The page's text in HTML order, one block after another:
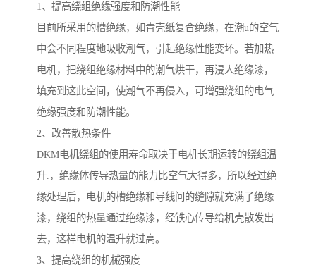
1、提高绕组绝缘强度和防潮性能
目前所采用的槽绝缘，如青壳纸复合绝缘，在潮u的空气
中会不同程度地吸收潮气，引起绝缘性能变坏。若加热
电机，把绕组绝缘材料中的潮气烘干，再浸人绝缘漆，
填充到这此空间，使潮气不再侵入，可增强绕组的电气
绝缘强度和防潮性能。
2、改善散热条件
DKM电机绕组的使用寿命取决于电机长期运转的绕组温
升.，绝缘体传导热量的能力比空气大得多，所以经过绝
缘处理后，电机的槽绝缘和导线问的缝隙就充满了绝缘
漆，绕组的热量通过绝缘漆，经铁心传导给机壳散发出
去，这样电机的温升就过高。
3、提高绕组的机械强度